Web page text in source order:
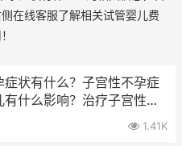
在线客服了解相关试管婴儿费
症状有什么？子宫性不孕症
有什么影响？治疗子宫性不
少钱？
1.41K